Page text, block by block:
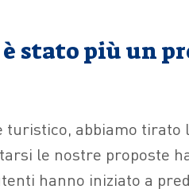
stato più un
abbiamo tirato
le nostre proposte
hanno iniziato a